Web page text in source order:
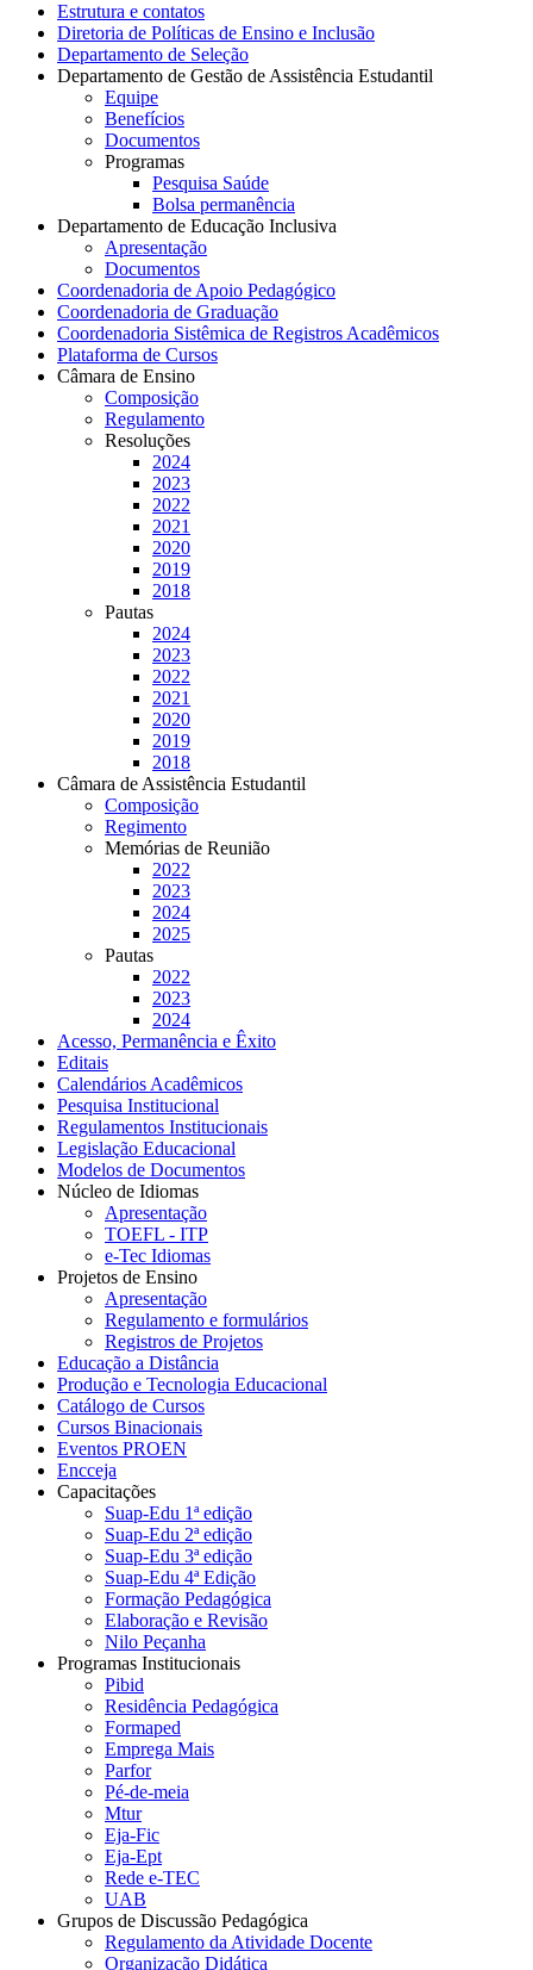
Estrutura e contatos
Diretoria de Políticas de Ensino e Inclusão
Departamento de Seleção
Departamento de Gestão de Assistência Estudantil
Equipe
Benefícios
Documentos
Programas
Pesquisa Saúde
Bolsa permanência
Departamento de Educação Inclusiva
Apresentação
Documentos
Coordenadoria de Apoio Pedagógico
Coordenadoria de Graduação
Coordenadoria Sistêmica de Registros Acadêmicos
Plataforma de Cursos
Câmara de Ensino
Composição
Regulamento
Resoluções
2024
2023
2022
2021
2020
2019
2018
Pautas
2024
2023
2022
2021
2020
2019
2018
Câmara de Assistência Estudantil
Composição
Regimento
Memórias de Reunião
2022
2023
2024
2025
Pautas
2022
2023
2024
Acesso, Permanência e Êxito
Editais
Calendários Acadêmicos
Pesquisa Institucional
Regulamentos Institucionais
Legislação Educacional
Modelos de Documentos
Núcleo de Idiomas
Apresentação
TOEFL - ITP
e-Tec Idiomas
Projetos de Ensino
Apresentação
Regulamento e formulários
Registros de Projetos
Educação a Distância
Produção e Tecnologia Educacional
Catálogo de Cursos
Cursos Binacionais
Eventos PROEN
Encceja
Capacitações
Suap-Edu 1ª edição
Suap-Edu 2ª edição
Suap-Edu 3ª edição
Suap-Edu 4ª Edição
Formação Pedagógica
Elaboração e Revisão
Nilo Peçanha
Programas Institucionais
Pibid
Residência Pedagógica
Formaped
Emprega Mais
Parfor
Pé-de-meia
Mtur
Eja-Fic
Eja-Ept
Rede e-TEC
UAB
Grupos de Discussão Pedagógica
Regulamento da Atividade Docente
Organização Didática